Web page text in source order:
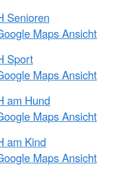
Senioren
Maps Ansicht
Sport
Maps Ansicht
am Hund
Maps Ansicht
am Kind
Maps Ansicht